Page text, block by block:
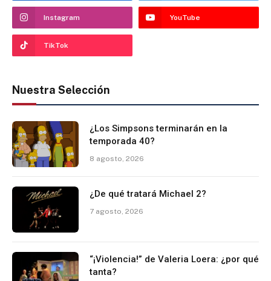
Instagram YouTube
TikTok
Nuestra Selección
¿Los Simpsons terminarán en la
temporada 40?
8 agosto, 2026
¿De qué tratará Michael 2?
7 agosto, 2026
“¡Violencia!” de Valeria Loera: ¿por qué
tanta?